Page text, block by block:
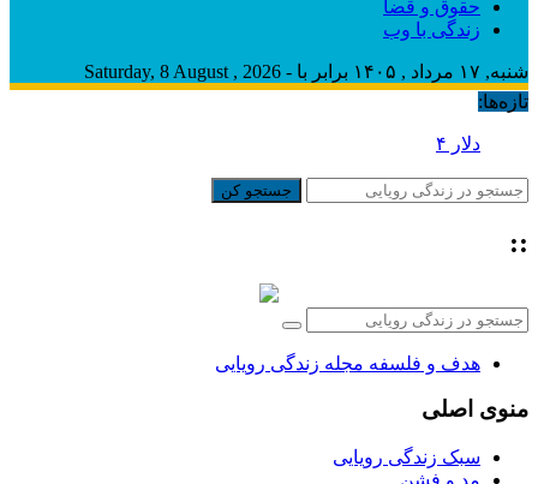
حقوق و قضا
زندگی با وب
شنبه, ۱۷ مرداد , ۱۴۰۵ برابر با - Saturday, 8 August , 2026
تازه‌ها:
دلار ۴ درصد ریخت، ۲۰۷ فقط ۲.۹ درصد / خودرو زیر
جستجو کن
::
هدف و فلسفه مجله زندگی رویایی
منوی اصلی
سبک زندگی رویایی
مد و فشن